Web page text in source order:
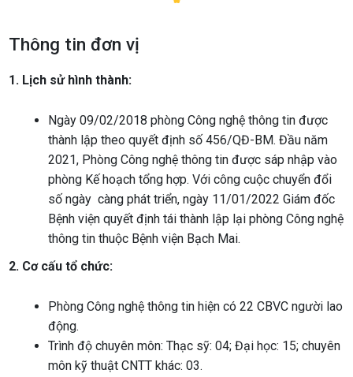
Thông tin đơn vị
1. Lịch sử hình thành:
Ngày 09/02/2018 phòng Công nghệ thông tin được
thành lập theo quyết định số 456/QĐ-BM. Đầu năm
2021, Phòng Công nghệ thông tin được sáp nhập vào
phòng Kế hoạch tổng hợp. Với công cuộc chuyển đổi
số ngày càng phát triển, ngày 11/01/2022 Giám đốc
Bệnh viện quyết định tái thành lập lại phòng Công nghệ
thông tin thuộc Bệnh viện Bạch Mai.
2. Cơ cấu tổ chức:
Phòng Công nghệ thông tin hiện có 22 CBVC người lao
động.
Trình độ chuyên môn: Thạc sỹ: 04; Đại học: 15; chuyên
môn kỹ thuật CNTT khác: 03.